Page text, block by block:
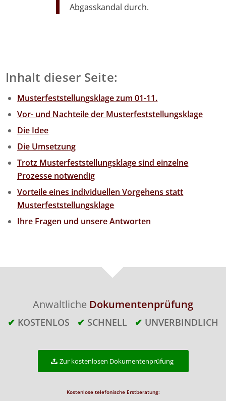
Abgasskandal durch.
Inhalt dieser Seite:
Musterfeststellungsklage zum 01-11.
Vor- und Nachteile der Musterfeststellungsklage
Die Idee
Die Umsetzung
Trotz Musterfeststellungsklage sind einzelne
Prozesse notwendig
Vorteile eines individuellen Vorgehens statt
Musterfeststellungsklage
Ihre Fragen und unsere Antworten
Anwaltliche Dokumentenprüfung
✔ KOSTENLOS ✔ SCHNELL ✔ UNVERBINDLICH
Zur kostenlosen Dokumentenprüfung
Kostenlose telefonische Erstberatung: